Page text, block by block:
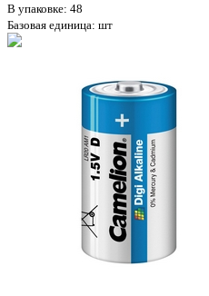
В упаковке: 48
Базовая единица: шт